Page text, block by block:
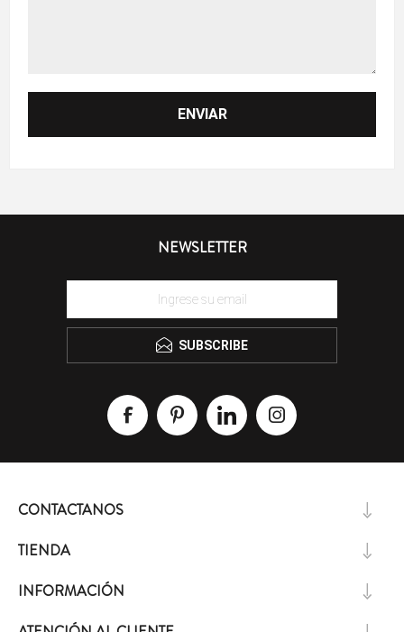
NEWSLETTER
SUBSCRIBE
CONTACTANOS
TIENDA
INFORMACIÓN